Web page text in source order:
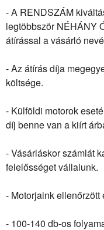
- A RENDSZÁM
legtöbbször NÉHÁNY
átírással a vásárló
- Az átírás díja
költsége.
- Külföldi motorok
díj benne van a kiírt
- Vásárláskor számlát
felelősséget vállalunk.
- Motorjaink ellenőrzött
- 100-140 db-os